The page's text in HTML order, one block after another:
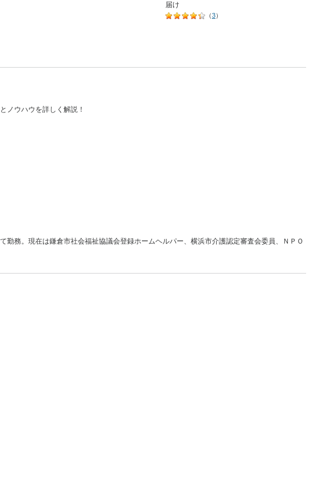
届け
（3）
ノウハウを詳しく解説！
務。現在は鎌倉市社会福祉協議会登録ホームヘルパー、横浜市介護認定審査会委員、ＮＰＯ